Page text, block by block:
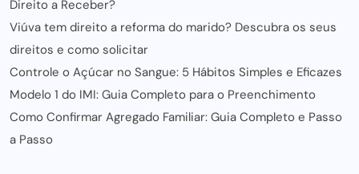
Direito a Receber?
Viúva tem direito a reforma do marido? Descubra os seus
direitos e como solicitar
Controle o Açúcar no Sangue: 5 Hábitos Simples e Eficazes
Modelo 1 do IMI: Guia Completo para o Preenchimento
Como Confirmar Agregado Familiar: Guia Completo e Passo
a Passo